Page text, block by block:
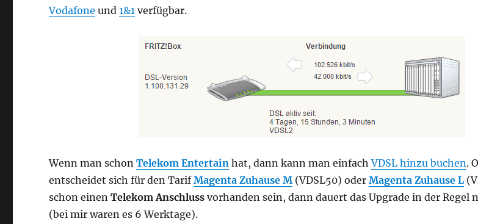
Vodafone und1&1 verfügbar.
Wenn man schonTelekom Entertain hat, dann kann man einfachVDSL hinzu buchen.
entscheidet sich für den TarifMagenta Zuhause M (VDSL50) oderMagenta Zuhause L
schon einenTelekom Anschluss vorhanden sein, dann dauert das Upgrade in der Regel
(bei mir waren es 6 Werktage).